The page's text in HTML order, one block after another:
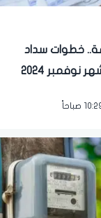
خطوات سداد
نوفمبر 2024